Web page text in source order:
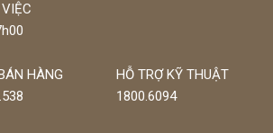
HÀNG
HỖ TRỢ KỸ THUẬT
1800.6094